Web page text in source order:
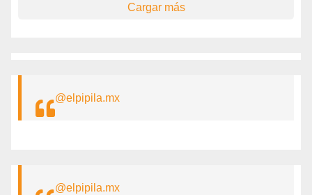
Cargar más
@elpipila.mx
@elpipila.mx